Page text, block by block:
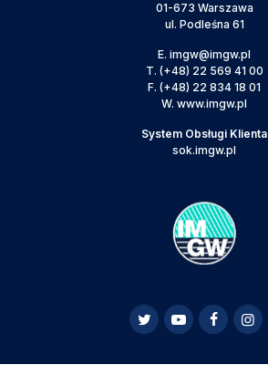
01-673 Warszawa
ul. Podleśna 61
E. imgw@imgw.pl
T. (+48) 22 569 41 00
F. (+48) 22 834 18 01
W. www.imgw.pl
System Obsługi Klienta
sok.imgw.pl